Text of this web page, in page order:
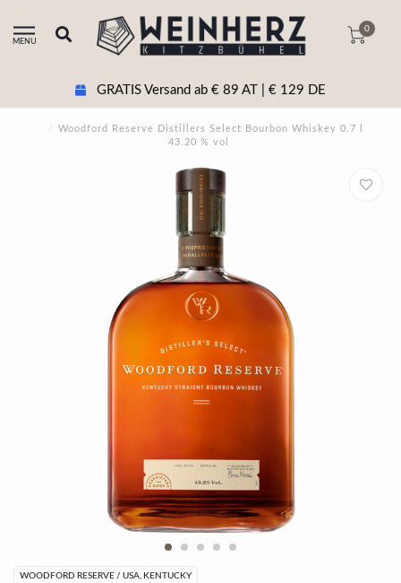
MENU
0
GRATIS Versand ab € 89 AT | € 129 DE
/
Woodford Reserve Distillers Select Bourbon Whiskey 0.7 l
43.20 % vol
WOODFORD RESERVE / USA, KENTUCKY